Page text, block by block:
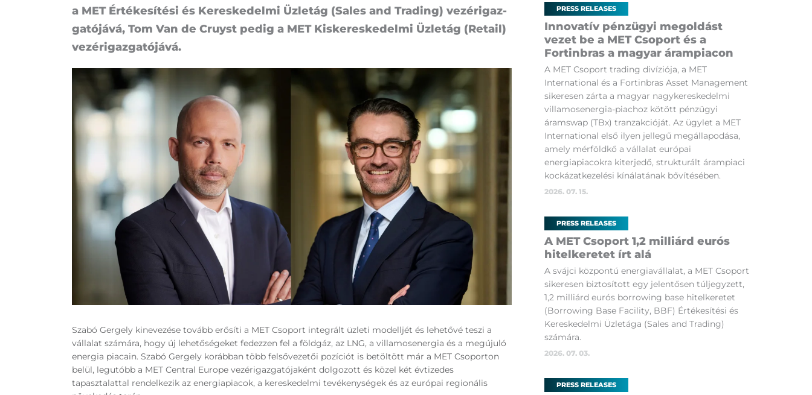
a MET Ér­té­ke­sí­té­si és Ke­res­ke­del­mi Üz­let­ág (Sa­les and Trad­ing) ve­zér­igaz­
ga­tó­já­vá, Tom Van de Cruyst pe­dig a MET Kis­ke­res­ke­del­mi Üz­let­ág (Re­ta­il)
ve­zér­igaz­ga­tó­já­vá.
Szabó Gergely kinevezése tovább erősíti a MET Csoport integrált üzleti modelljét és lehetővé teszi a
vállalat számára, hogy új lehetőségeket fedezzen fel a földgáz, az LNG, a villamosenergia és a megújuló
energia piacain. Szabó Gergely korábban több felsővezetői pozíciót is betöltött már a MET Csoporton
belül, legutóbb a MET Central Europe vezérigazgatójaként dolgozott és közel két évtizedes
tapasztalattal rendelkezik az energiapiacok, a kereskedelmi tevékenységek és az európai regionális
PRESS RELEASES
Innovatív pénzügyi megoldást
vezet be a MET Csoport és a
Fortinbras a magyar árampiacon
A MET Csoport trading divíziója, a MET
International és a Fortinbras Asset Management
sikeresen zárta a magyar nagykereskedelmi
villamosenergia-piachoz kötött pénzügyi
áramswap (TBx) tranzakcióját. Az ügylet a MET
International első ilyen jellegű megállapodása,
amely mérföldkő a vállalat európai
energiapiacokra kiterjedő, strukturált árampiaci
kockázatkezelési kínálatának bővítésében.
2026. 07. 15.
PRESS RELEASES
A MET Csoport 1,2 milliárd eurós
hitelkeretet írt alá
A svájci központú energiavállalat, a MET Csoport
sikeresen biztosított egy jelentősen túljegyzett,
1,2 milliárd eurós borrowing base hitelkeretet
(Borrowing Base Facility, BBF) Értékesítési és
Kereskedelmi Üzletága (Sales and Trading)
számára.
2026. 07. 03.
PRESS RELEASES